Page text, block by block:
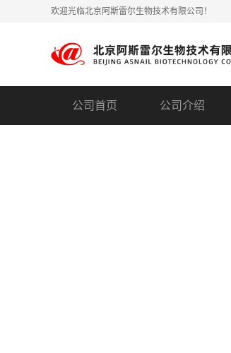
欢迎光临北京阿斯雷尔生物技术有限公司！
公司首页 公司介绍